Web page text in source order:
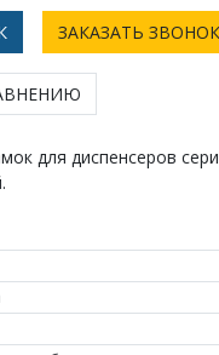
ЗАКАЗАТЬ ЗВОНОК
для диспенсеров